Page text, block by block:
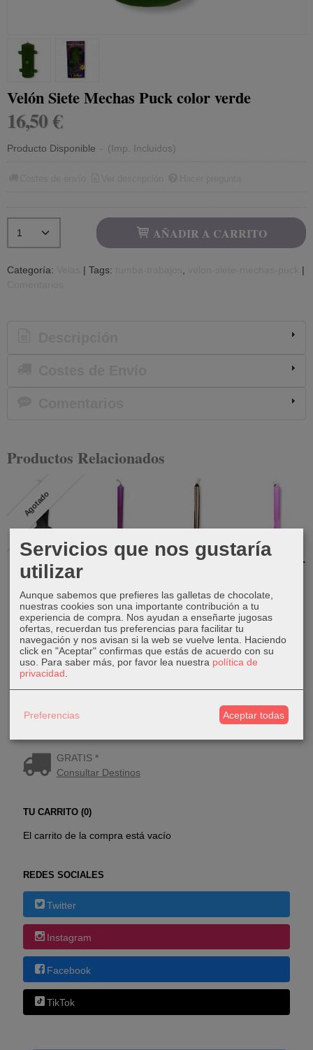
GRATIS *
Consultar Destinos
TU CARRITO (0)
El carrito de la compra está vacío
REDES SOCIALES
Twitter
Instagram
Facebook
TikTok
Velón Siete Mechas Puck color verde
16,50 €
Producto Disponible - (Imp. Incluidos)
AÑADIR A CARRITO
Categoría: | Tags:
|
Productos Relacionados
Agotado
Vela separa
amantes
4,00 €
Vela lila 20
1,20 €
Vela Negra
0,60 €
Vela lila 11
0,60 €
Servicios que nos gustaría
utilizar
Aunque sabemos que prefieres las galletas de chocolate,
nuestras cookies son una importante contribución a tu
experiencia de compra. Nos ayudan a enseñarte jugosas
ofertas, recuerdan tus preferencias para facilitar tu
navegación y nos avisan si la web se vuelve lenta. Haciendo
click en "Aceptar" confirmas que estás de acuerdo con su
uso. Para saber más, por favor lea nuestra política de
privacidad
Preferencias Aceptar todas